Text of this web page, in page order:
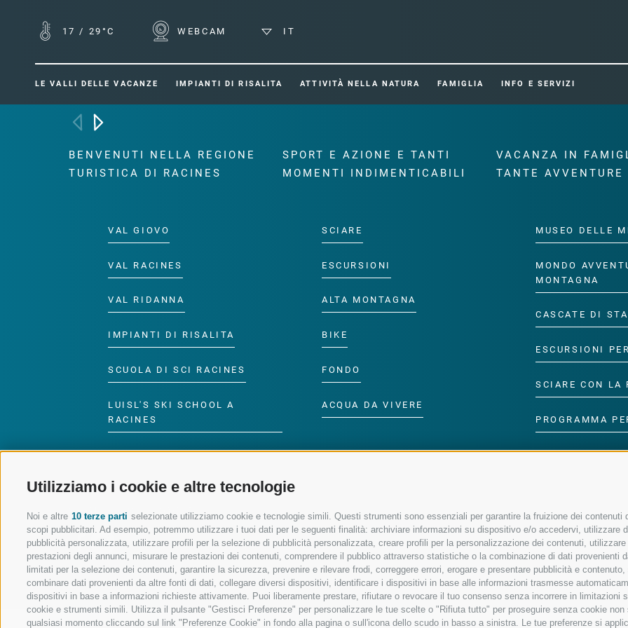
Utilizziamo i cookie e altre tecnologie
Noi e altre 10 terze parti selezionate utilizziamo cookie e tecnologie simili. Questi strumenti sono essenziali per garantire la fruizione dei
scopi pubblicitari. Ad esempio, potremmo utilizzare i tuoi dati per le seguenti finalità: archiviare informazioni su dispositivo e/o accedervi, utilizzare
pubblicità personalizzata, utilizzare profili per la selezione di pubblicità personalizzata, creare profili per la personalizzazione dei contenuti,
prestazioni degli annunci, misurare le prestazioni dei contenuti, comprendere il pubblico attraverso statistiche o la combinazione di dati
limitati per la selezione dei contenuti, garantire la sicurezza, prevenire e rilevare frodi, correggere errori, erogare e presentare pubblicità e
combinare dati provenienti da altre fonti di dati, collegare diversi dispositivi, identificare i dispositivi in base alle informazioni trasmesse
dispositivi in base a informazioni richieste attivamente. Puoi liberamente prestare, rifiutare o revocare il tuo consenso senza incorrere in
cookie e strumenti simili. Utilizza il pulsante "Gestisci Preferenze" per personalizzare le tue scelte o "Rifiuta tutto" per proseguire senza cookie
qualsiasi momento cliccando sul link "Preferenze Cookie" in fondo alla pagina o sull'icona dello scudo in basso a sinistra. Le tue preferenze si
17 / 29°C WEBCAM IT
LE VALLI DELLE VACANZE IMPIANTI DI RISALITA ATTIVITÀ NELLA NATURA FAMIGLIA INFO E SERVIZI
BENVENUTI NELLA REGIONE
TURISTICA DI RACINES
VAL GIOVO
VAL RACINES
VAL RIDANNA
IMPIANTI DI RISALITA
SCUOLA DI SCI RACINES
LUISL'S SKI SCHOOL A
RACINES
SPORT E AZIONE E TANTI
MOMENTI INDIMENTICABILI
SCIARE
ESCURSIONI
ALTA MONTAGNA
BIKE
FONDO
ACQUA DA VIVERE
VACANZA IN
TANTE AVVENTURE
MUSEO DELLE
MONDO
MONTAGNA
CASCATE DI
ESCURSIONI
SCIARE CON LA
PROGRAMMA
SEGUICI SUI SOCIAL